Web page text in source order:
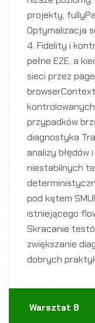
projekty,
Optymalizacja
4. Fidelity i
pełne E2E, a
sieci przez
przypadków
diagnostyka
analizy błędów
niestabilnych
pod kątem
istniejącego
Skracanie
zwiększanie
dobrych
Warsztat 8